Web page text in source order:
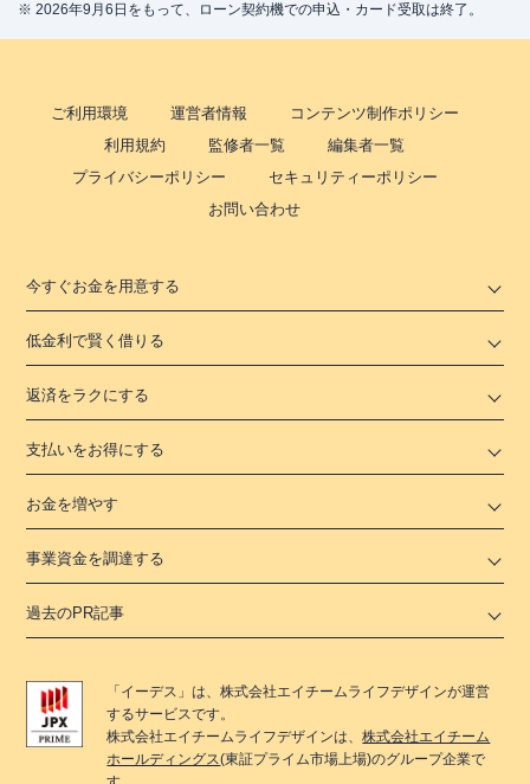
※ 2026年9月6日をもって、ローン契約機での申込・カード受取は終了。
ご利用環境 運営者情報
コンテンツ制作ポリシー
利用規約
監修者一覧
編集者一覧
プライバシーポリシー
セキュリティーポリシー
お問い合わせ
今すぐお金を用意する
低金利で賢く借りる
返済をラクにする
支払いをお得にする
お金を増やす
事業資金を調達する
過去のPR記事
「 イーデス 」は、株式会社エイチームライフデザインが運営
するサービスです。
株式会社エイチームライフデザインは、株式会社エイチーム
ホールディングス(東証プライム市場上場)のグループ企業で